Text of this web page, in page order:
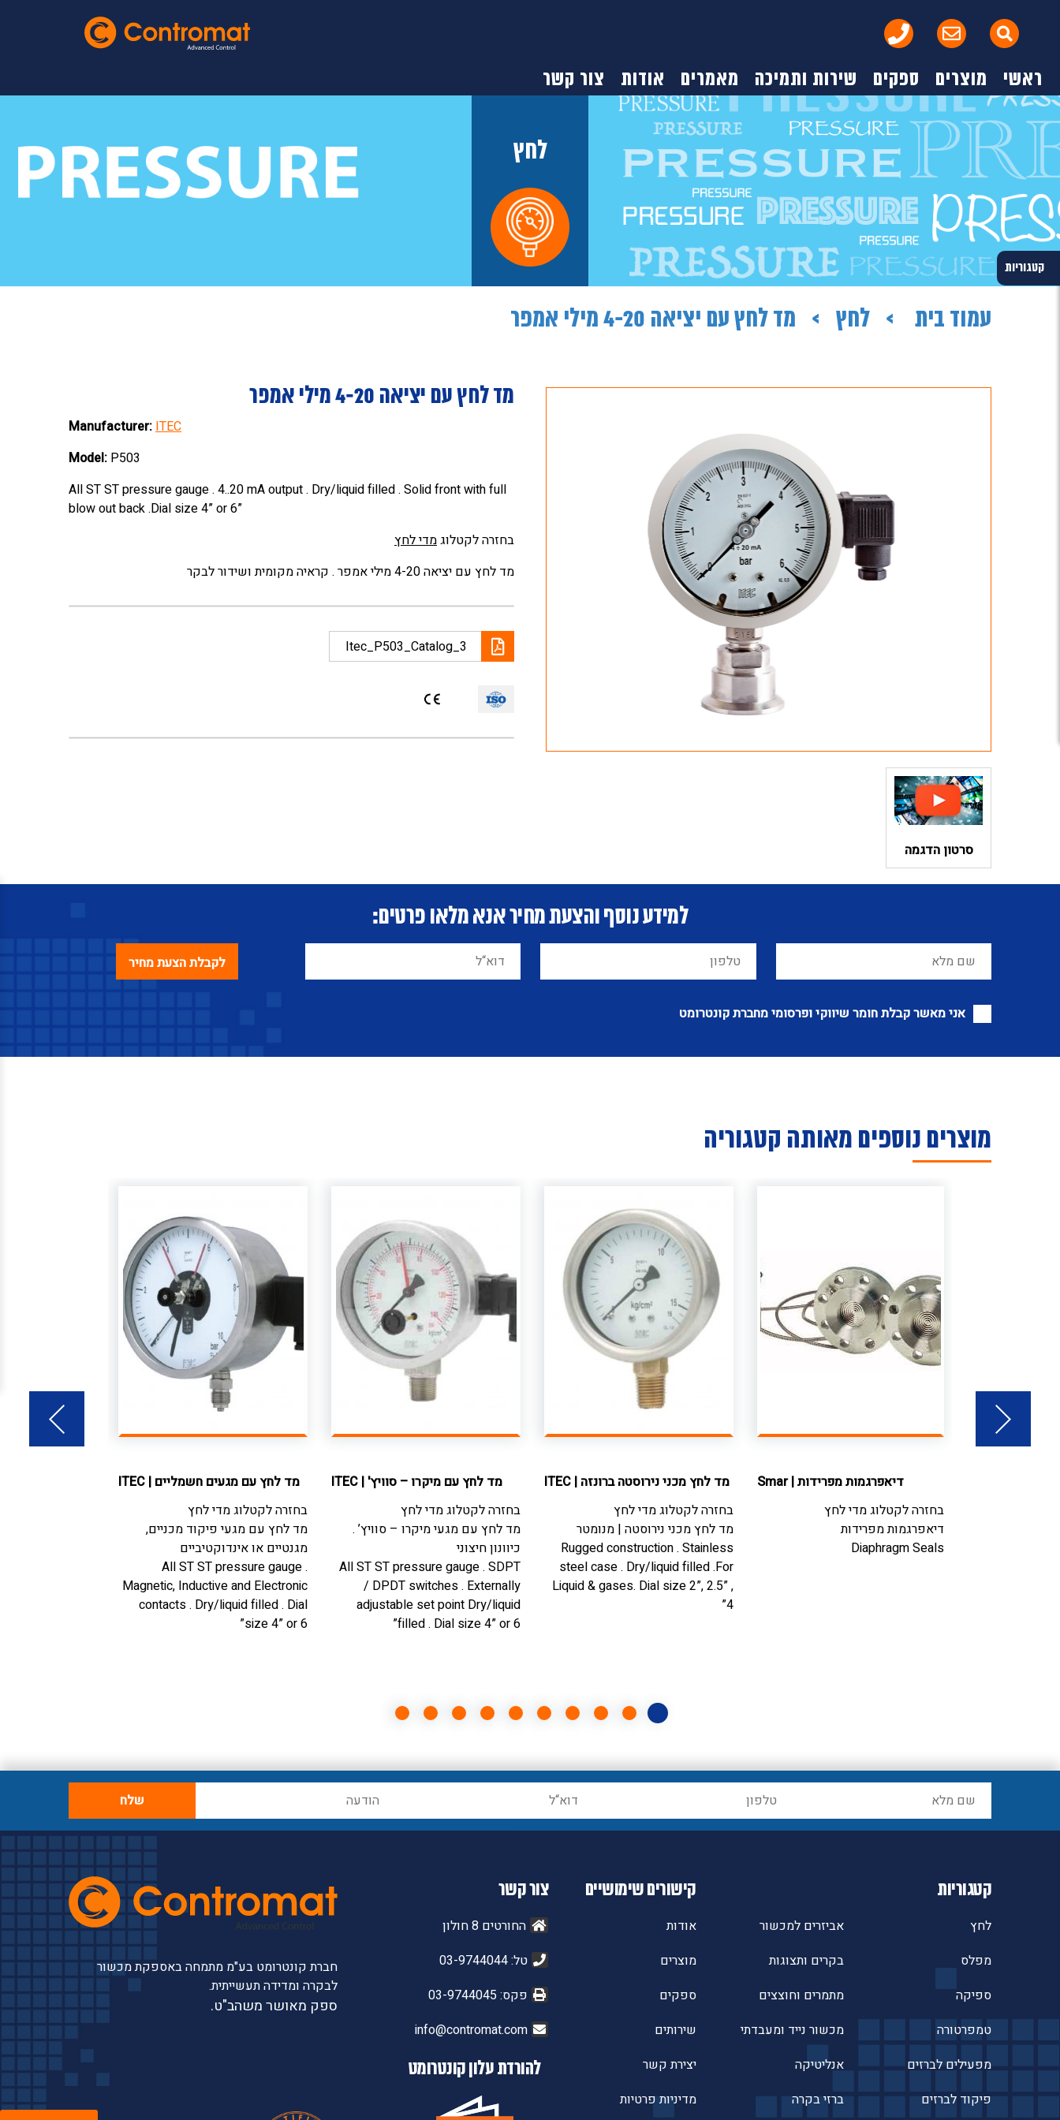
ראשי מוצרים ספקים שירות ותמיכה מאמרים אודות צור קשר
לחץ
עמוד בית לחץ מד לחץ עם יציאה 4-20 מילי אמפר
קטגוריות
סרטון הדגמה
מד לחץ עם יציאה 4-20 מילי אמפר
Manufacturer:ITEC
Model: P503
All ST ST pressure gauge . 4..20 mA output . Dry/liquid filled . Solid front with full
blow out back .Dial size 4” or 6”
בחזרה לקטלוגמדי לחץ
מד לחץ עם יציאה 4-20 מילי אמפר . קראיה מקומית ושידור לבקר
Itec_P503_Catalog_3
למידע נוסף והצעת מחיר אנא מלאו פרטים:
אני מאשר קבלת חומר שיווקי ופרסומי מחברת קונטרומט
מוצרים נוספים מאותה קטגוריה
דיאפרגמות מפרידות|
Smar
בחזרה לקטלוגמדי לחץ
דיאפרגמות מפרידות
Diaphragm Seals
מד לחץ מכני נירוסטה ברונזה |
ITEC
בחזרה לקטלוגמדי לחץ
מד לחץ מכני נירוסטה | מנומטר
Rugged construction . Stainless
steel case . Dry/liquid filled .For
Liquid & gases. Dial size 2”, 2.5” ,
4”
מד לחץ עם מיקרו – סוויץ' |
ITEC
בחזרה לקטלוגמדי לחץ
מד לחץ עם מגעי מיקרו – סוויץ’ .
כיוונון חיצוני
All ST ST pressure gauge . SDPT
/ DPDT switches . Externally
adjustable set point Dry/liquid
filled . Dial size 4” or 6”
מד לחץ עם מגעים חשמליים |
ITEC
בחזרה לקטלוגמדי לחץ
מד לחץ עם מגעי פיקוד מכניים,
מגנטיים או אינדוקטיביים
All ST ST pressure gauge .
Magnetic, Inductive and Electronic
contacts . Dry/liquid filled . Dial
size 4” or 6”
קטגוריות
לחץ
מפלס
ספיקה
טמפרטורה
מפעילים לברזים
פיקוד לברזים
אביזרים למכשור
בקרים ותצוגות
מתמרים וחוצצים
מכשור נייד ומעבדתי
אנליטיקה
ברזי בקרה
קישורים שימושיים
אודות
מוצרים
ספקים
שירותים
יצירת קשר
מדיניות פרטיות
צור קשר
החורטים 8 חולון
טל: 03-9744044
פקס: 03-9744045
info@contromat.com
להורדת עלון קונטרומט
חברת קונטרומט בע"מ מתמחה באספקת מכשור
לבקרה ומדידה תעשייתית.
ספק מאושר משהב"ט.